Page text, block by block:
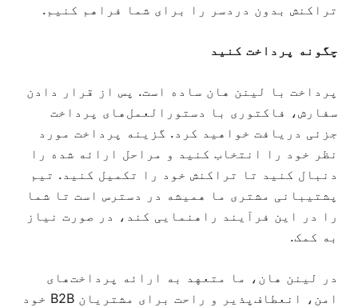
تراکنش بدون دردسر را برای شما فراهم کنیم.
چگونه پرداخت کنید
پرداخت با لینن هان ساده است. پس از قرار دادن
سفارش، فاکتوری با دستورالعمل‌های پرداخت
جزئی دریافت خواهید کرد. گزینه پرداخت مورد
نظر خود را انتخاب کنید و مراحل ارائه شده را
دنبال کنید تا تراکنش خود را تکمیل کنید. تیم
پشتیبانی مشتری ما همیشه در دسترس است تا شما
را در این فرآیند راهنمایی کند، در صورت نیاز
به کمک.
در لینن هان، ما متعهد به ارائه پرداخت‌های
امن، انعطاف‌پذیر و راحت برای مشتریان B2B خود